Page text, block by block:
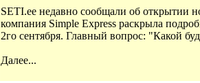
SETI.ee недавно сообщали об открытии
компания Simple Express раскрыла
2го сентября. Главный вопрос: "Какой
Далее...